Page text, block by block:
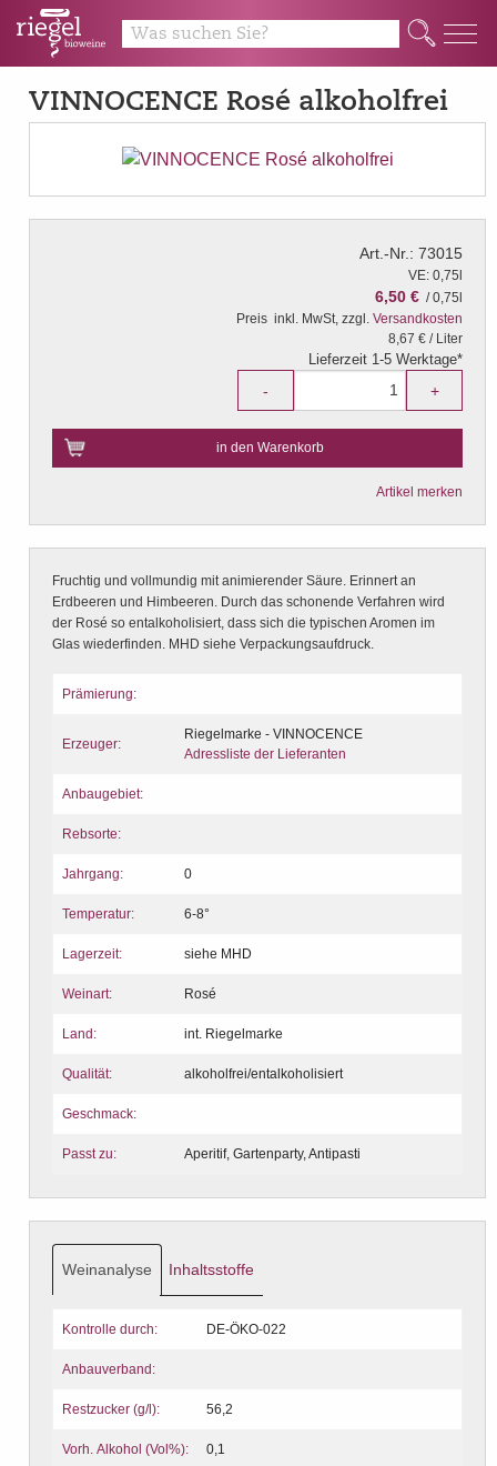
Q
VINNOCENCE Rosé alkoholfrei
Art.-Nr.: 73015
VE: 0,75l
6,50 € / 0,75l
Preis inkl. MwSt, zzgl. Versandkosten
8,67 € / Liter
Lieferzeit 1-5 Werktage*
- +
in den Warenkorb
Artikel merken
Fruchtig und vollmundig mit animierender Säure. Erinnert an
Erdbeeren und Himbeeren. Durch das schonende Verfahren wird
der Rosé so entalkoholisiert, dass sich die typischen Aromen im
Glas wiederfinden. MHD siehe Verpackungsaufdruck.
Prämierung:
Erzeuger:
Riegelmarke - VINNOCENCE
Adressliste der Lieferanten
Anbaugebiet:
Rebsorte:
Jahrgang: 0
Temperatur: 6-8°
Lagerzeit: siehe MHD
Weinart: Rosé
Land: int. Riegelmarke
Qualität: alkoholfrei/entalkoholisiert
Geschmack:
Passt zu: Aperitif, Gartenparty, Antipasti
Weinanalyse Inhaltsstoffe
Kontrolle durch: DE-ÖKO-022
Anbauverband:
Restzucker (g/l): 56,2
Vorh. Alkohol (Vol%): 0,1